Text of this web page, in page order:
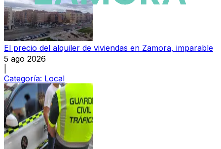
El precio del alquiler de viviendas en Zamora, imparable
5 ago 2026
Categoría: Local